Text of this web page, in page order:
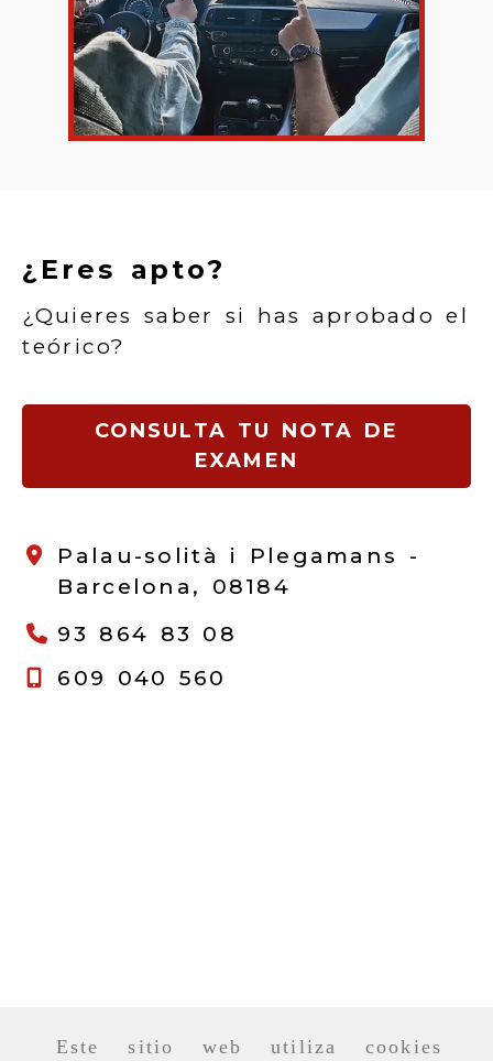
Este sitio web utiliza cookies
¿Eres apto?
¿Quieres saber si has aprobado el
teórico?
CONSULTA TU NOTA DE
EXAMEN
Palau-solità i Plegamans -
Barcelona, 08184
93 864 83 08
609 040 560